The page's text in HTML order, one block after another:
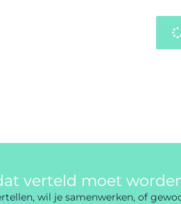
verteld moet
wil je samenwerken, of